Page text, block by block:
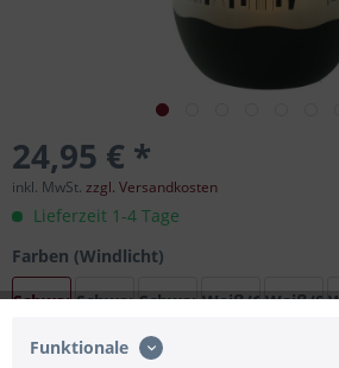
24,95 € *
inkl. MwSt. zzgl. Versandkosten
Lieferzeit 1-4 Tage
Farben (Windlicht)
Schwarz/GoldSchwarz/SilberSchwarz/Bronze
Weiß/GoldWeiß/
Funktionale